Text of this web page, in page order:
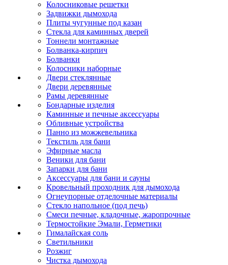
Колосниковые решетки
Задвижки дымохода
Плиты чугунные под казан
Стекла для каминных дверей
Тоннели монтажные
Болванка-кирпич
Болванки
Колосники наборные
Двери стеклянные
Двери деревянные
Рамы деревянные
Бондарные изделия
Каминные и печные аксессуары
Обливные устройства
Панно из можжевельника
Текстиль для бани
Эфирные масла
Веники для бани
Запарки для бани
Аксессуары для бани и сауны
Кровельный проходник для дымохода
Огнеупорные отделочные материалы
Стекло напольное (под печь)
Смеси печные, кладочные, жаропрочные
Термостойкие Эмали, Герметики
Гималайская соль
Светильники
Розжиг
Чистка дымохода